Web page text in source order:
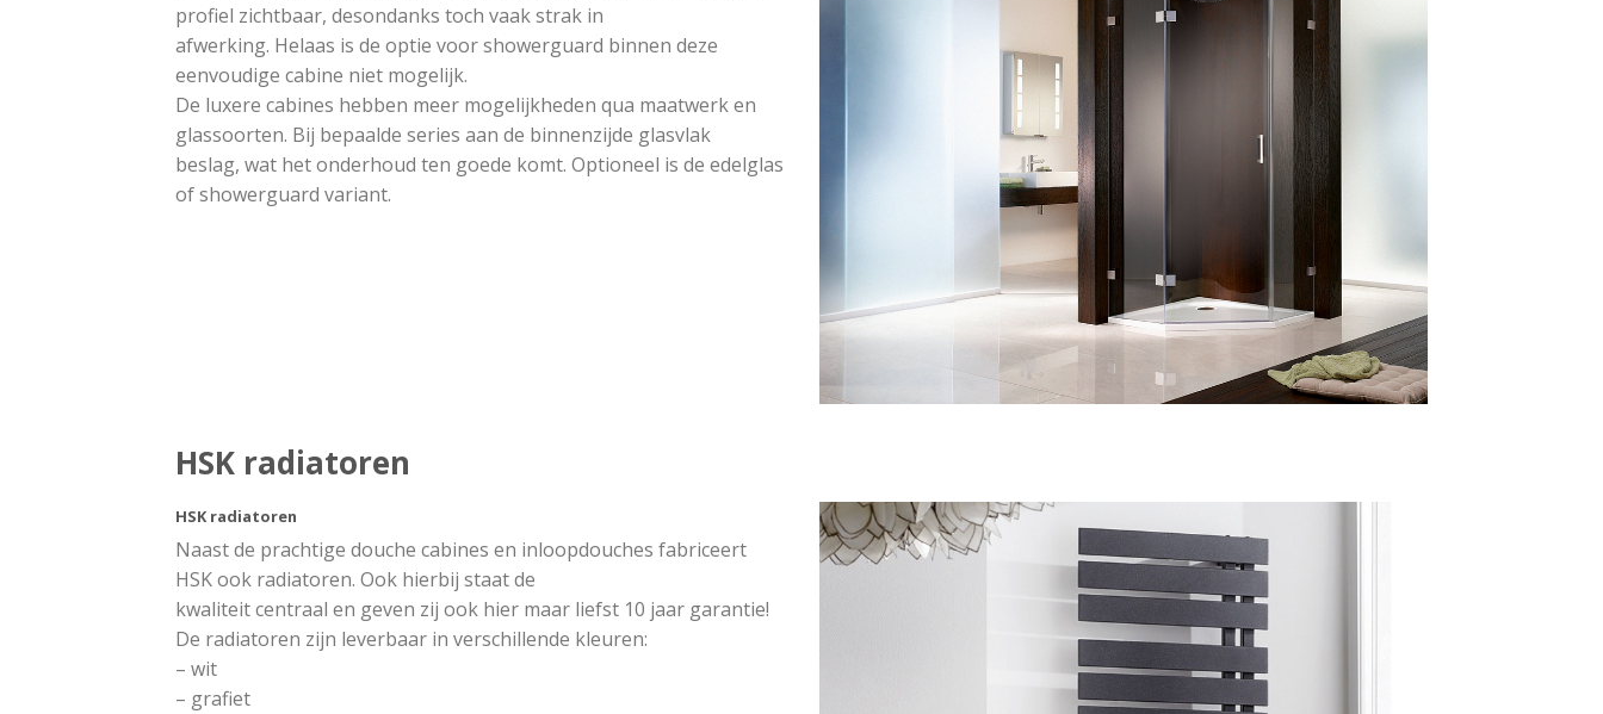
profiel zichtbaar, desondanks toch vaak strak in
afwerking. Helaas is de optie voor showerguard binnen deze
eenvoudige cabine niet mogelijk.
De luxere cabines hebben meer mogelijkheden qua maatwerk en
glassoorten. Bij bepaalde series aan de binnenzijde glasvlak
beslag, wat het onderhoud ten goede komt. Optioneel is de edelglas
of showerguard variant.
HSK radiatoren
HSK radiatoren
Naast de prachtige douche cabines en inloopdouches fabriceert
HSK ook radiatoren. Ook hierbij staat de
kwaliteit centraal en geven zij ook hier maar liefst 10 jaar garantie!
De radiatoren zijn leverbaar in verschillende kleuren:
– wit
– grafiet